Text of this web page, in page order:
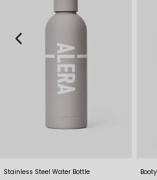
Stainless Steel Water Bottle